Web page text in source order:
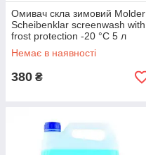
Омивач скла зимовий Molder
Scheibenklar screenwash with
frost protection -20 °C 5 л
Lime (MD-20C-51)
Немає в наявності
380 ₴